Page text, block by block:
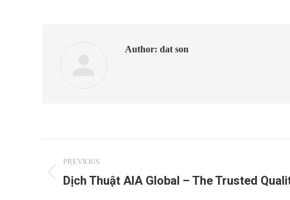
Author: dat son
navigation
PREVIOUS
Previous
Dịch Thuật AIA Global – The Trusted